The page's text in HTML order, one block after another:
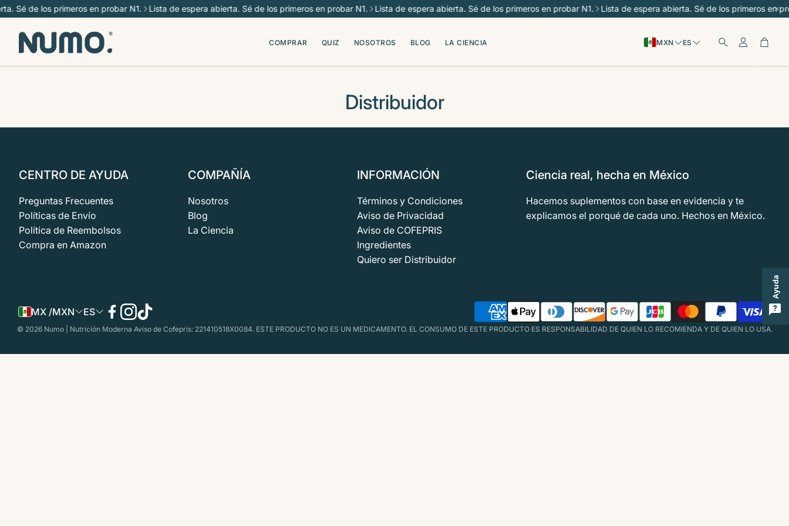
Sé de los primeros en probar N1. Lista de espera abierta. Sé de los primeros en probar N1. Lista de espera abierta. Sé de los primeros en probar N1. Lista de espera abierta. Sé de los primeros en
COMPRAR QUIZ NOSOTROS BLOG LA CIENCIA MXN ES
BuscarCuenta
Distribuidor
CENTRO DE AYUDA
Preguntas Frecuentes
Políticas de Envío
Política de Reembolsos
Compra en Amazon
COMPAÑÍA
Nosotros
Blog
La Ciencia
INFORMACIÓN
Términos y Condiciones
Aviso de Privacidad
Aviso de COFEPRIS
Ingredientes
Quiero ser Distribuidor
Ciencia real, hecha en México
Hacemos suplementos con base en evidencia y te
explicamos el porqué de cada uno. Hechos en México.
MX /MXN ES
© 2026 Numo | Nutrición Moderna Aviso de Cofepris: 221410518X0084. ESTE PRODUCTO NO ES UN MEDICAMENTO. EL CONSUMO DE ESTE PRODUCTO ES RESPONSABILIDAD DE QUIEN LO RECOMIENDA Y DE QUIEN LO USA.
Ayuda